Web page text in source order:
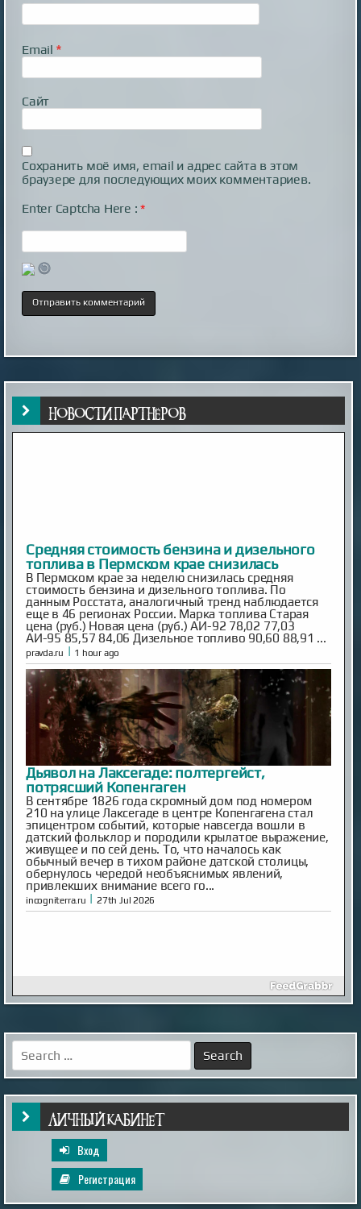
Email *
Сайт
Сохранить моё имя, email и адрес сайта в этом
браузере для последующих моих комментариев.
Enter Captcha Here :*
НОВОСТИ ПАРТНЁРОВ
Средняя стоимость бензина и дизельного
топлива в Пермском крае снизилась
В Пермском крае за неделю снизилась средняя
стоимость бензина и дизельного топлива. По
данным Росстата, аналогичный тренд наблюдается
еще в 46 регионах России. Марка топлива Старая
цена (руб.) Новая цена (руб.) АИ-92 78,02 77,03
АИ-95 85,57 84,06 Дизельное топливо 90,60 88,91 ...
pravda.ru | 1 hour ago
Дьявол на Лаксегаде: полтергейст,
потрясший Копенгаген
В сентябре 1826 года скромный дом под номером
210 на улице Лаксегаде в центре Копенгагена стал
эпицентром событий, которые навсегда вошли в
датский фольклор и породили крылатое выражение,
живущее и по сей день. То, что началось как
обычный вечер в тихом районе датской столицы,
обернулось чередой необъяснимых явлений,
привлекших внимание всего го...
incogniterra.ru | 27th Jul 2026
жизнь кошек до 30 лет
Средняя продолжительность жизни домашних
кошек составляет около 15 лет, однако многие из
них не доживают до этого возраста из-за
породистые животные.
esoreiter.ru | 24th May 2026
Search
for:
ЛИЧНЫЙ КАБИНЕТ
Вход
Регистрация